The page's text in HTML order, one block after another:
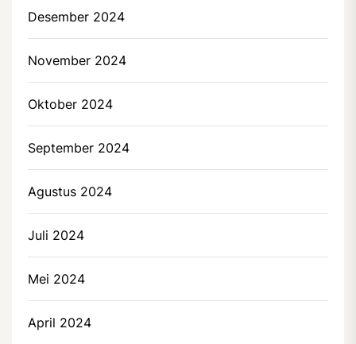
Desember 2024
November 2024
Oktober 2024
September 2024
Agustus 2024
Juli 2024
Mei 2024
April 2024